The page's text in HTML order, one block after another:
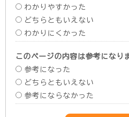
わかりやすかった
どちらともいえない
わかりにくかった
このページの内容は参考になり
参考になった
どちらともいえない
参考にならなかった